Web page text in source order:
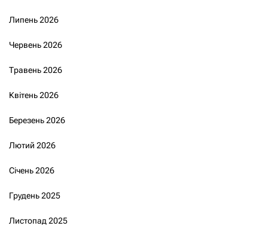
Липень 2026
Червень 2026
Травень 2026
Квітень 2026
Березень 2026
Лютий 2026
Січень 2026
Грудень 2025
Листопад 2025